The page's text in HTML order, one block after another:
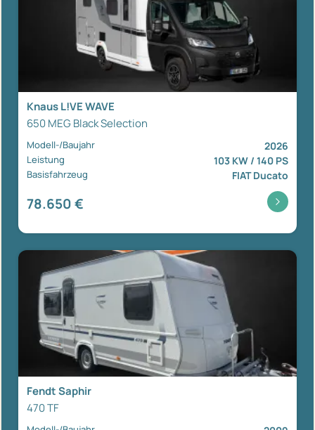
Knaus L!VE WAVE
650 MEG Black Selection
Modell-/Baujahr 2026
Leistung 103 KW / 140 PS
Basisfahrzeug FIAT Ducato
78.650 €
Fendt Saphir
470 TF